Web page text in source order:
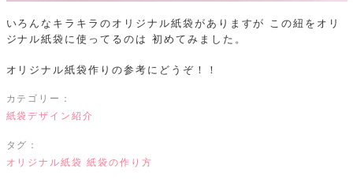
いろんなキラキラのオリジナル紙袋がありますが
この紐をオリ
ジナル紙袋に使ってるのは
初めてみました。
オリジナル紙袋作りの参考にどうぞ！！
カテゴリー：
紙袋デザイン紹介
タグ：
オリジナル紙袋 紙袋の作り方